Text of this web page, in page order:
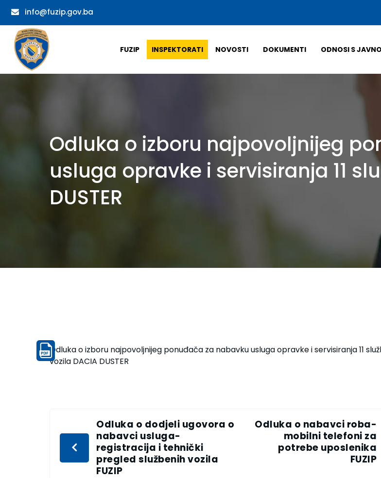
info@fuzip.gov.ba
FUZIP INSPEKTORATI NOVOSTI DOKUMENTI ODNOSI S
Odluka o izboru najpovoljnijeg
usluga opravke i servisiranja 11
DUSTER
Odluka o izboru najpovoljnijeg ponuđača za nabavku usluga opravke i servisiranja 11
vozila DACIA DUSTER
Odluka o dodjeli ugovora o
nabavci usluga-
registracija i tehnički
pregled službenih vozila
FUZIP
Odluka o nabavci roba-
mobilni telefoni za
potrebe uposlenika
FUZIP